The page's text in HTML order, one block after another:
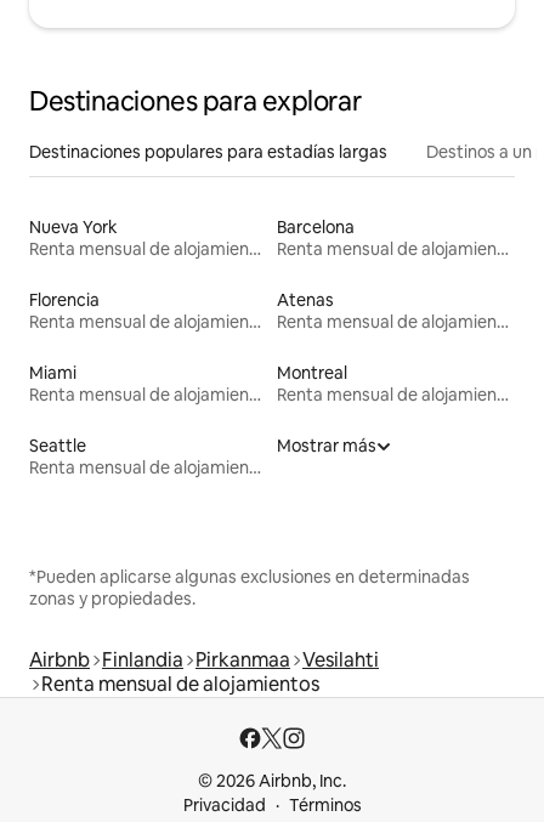
Destinaciones para explorar
Destinaciones populares para estadías largas Destinos a un
Nueva York
Renta mensual de alojamientos
Barcelona
Renta mensual de alojamientos
Florencia
Renta mensual de alojamientos
Atenas
Renta mensual de alojamientos
Miami
Renta mensual de alojamientos
Montreal
Renta mensual de alojamientos
Seattle
Renta mensual de alojamientos
Mostrar más
*Pueden aplicarse algunas exclusiones en determinadas
zonas y propiedades.
Airbnb Finlandia Pirkanmaa Vesilahti
Renta mensual de alojamientos
© 2026 Airbnb, Inc.
Privacidad
Términos